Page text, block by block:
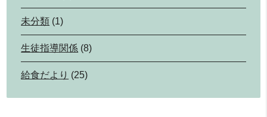
未分類 (1)
生徒指導関係 (8)
給食だより (25)